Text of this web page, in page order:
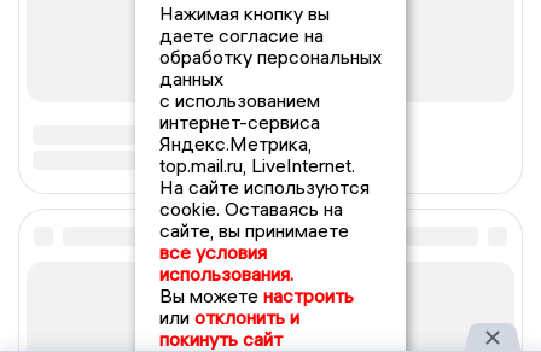
Нажимая кнопку вы
даете согласие на
обработку персональных
данных
с использованием
интернет-сервиса
Яндекс.Метрика,
top.mail.ru, LiveInternet.
На сайте используются
cookie. Оставаясь на
сайте, вы принимаете
все условия
использования.
Вы можете настроить
или отклонить и
покинуть сайт